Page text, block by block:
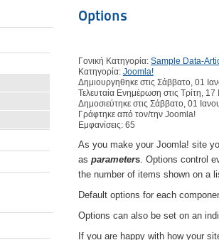
Options
Γονική Κατηγορία: Sample Data-
Κατηγορία: Joomla!
Δημιουργηθηκε στις Σάββατο, 01
Τελευταία Ενημέρωση στις Τρίτη,
Δημοσιεύτηκε στις Σάββατο, 01
Γράφτηκε από τον/την Joomla!
Εμφανίσεις: 65
As you make your Joomla! site
as parameters. Options control
the number of items shown on a
Default options for each
Options can also be set on an
If you are happy with how your